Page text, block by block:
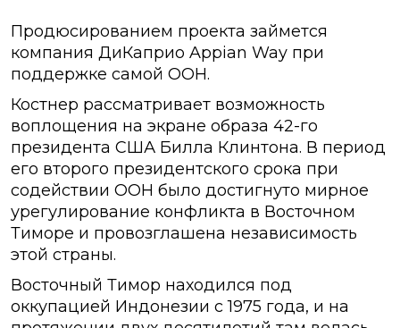
Продюсированием проекта займется
компания ДиКаприо Appian Way при
поддержке самой ООН.
Костнер рассматривает возможность
воплощения на экране образа 42-го
президента США Билла Клинтона. В период
его второго президентского срока при
содействии ООН было достигнуто мирное
урегулирование конфликта в Восточном
Тиморе и провозглашена независимость
этой страны.
Восточный Тимор находился под
оккупацией Индонезии с 1975 года, и на